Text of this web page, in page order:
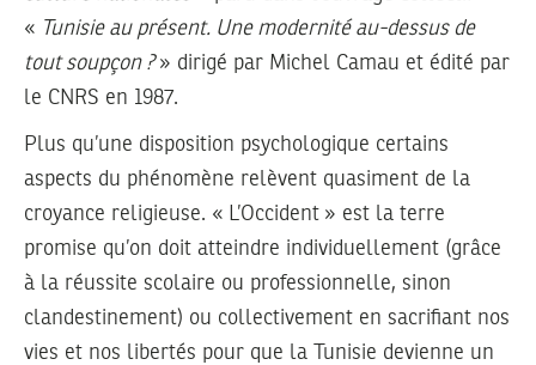
« Tunisie au présent. Une modernité au-dessus de
tout soupçon ?» dirigé par Michel Camau et édité par
le CNRS en 1987.
Plus qu’une disposition psychologique certains
aspects du phénomène relèvent quasiment de la
croyance religieuse. « L’Occident » est la terre
promise qu’on doit atteindre individuellement (grâce
à la réussite scolaire ou professionnelle, sinon
clandestinement) ou collectivement en sacrifiant nos
vies et nos libertés pour que la Tunisie devienne un